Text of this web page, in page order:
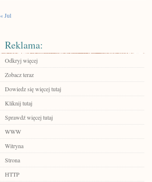
« Jul
Reklama:
Odkryj więcej
Zobacz teraz
Dowiedz się więcej tutaj
Kliknij tutaj
Sprawdź więcej tutaj
WWW
Witryna
Strona
HTTP